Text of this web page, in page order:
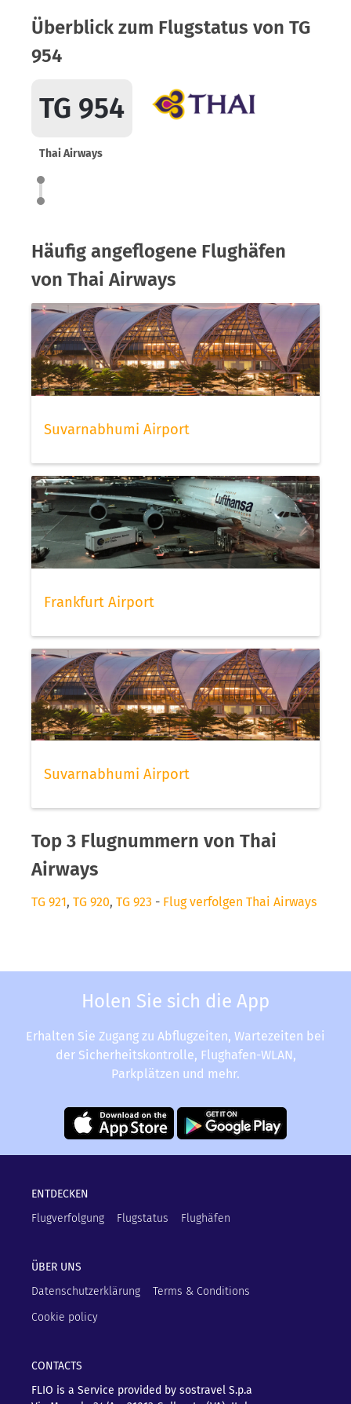
Überblick zum Flugstatus von TG
954
TG 954
Thai Airways
Häufig angeflogene Flughäfen
von Thai Airways
Suvarnabhumi Airport
Frankfurt Airport
Suvarnabhumi Airport
Top 3 Flugnummern von Thai
Airways
TG 921, TG 920, TG 923 - Flug verfolgen Thai Airways
Holen Sie sich die App
Erhalten Sie Zugang zu Abflugzeiten, Wartezeiten bei
der Sicherheitskontrolle, Flughafen-WLAN,
Parkplätzen und mehr.
ENTDECKEN
Flugverfolgung
Flugstatus Flughäfen
ÜBER UNS
Datenschutzerklärung
Terms & Conditions
Cookie policy
CONTACTS
FLIO is a Service provided by sostravel S.p.a